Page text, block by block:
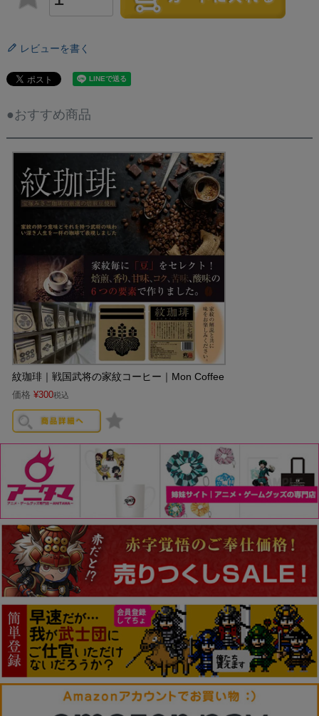
レビューを書く
●おすすめ商品
紋珈琲｜戦国武将の家紋コーヒー｜Mon Coffee
価格 ¥300税込